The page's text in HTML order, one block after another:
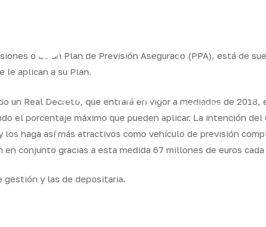
Seguros
empresas
Calcula tu
Servicios
QB
o de un Plan de Previsión Asegurado (PPA), está de
le aplican a su Plan.
un Real Decreto, que entrará en vigor a mediados de
el porcentaje máximo que pueden aplicar. La intención
haga así más atractivos como vehículo de previsión
conjunto gracias a esta medida 67 millones de euros cada
gestión y las de depositaria.